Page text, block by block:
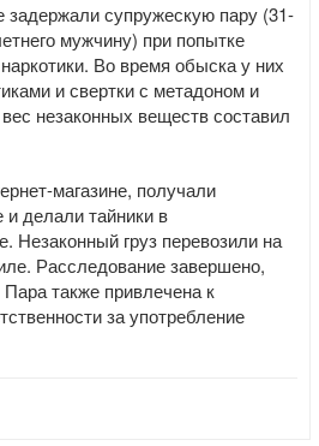
супружескую пару (31-
мужчину) при попытке
Во время обыска у них
и свертки с метадоном и
незаконных веществ составил
магазине, получали
и делали тайники в
Незаконный груз перевозили на
Расследование завершено,
также привлечена к
за употребление